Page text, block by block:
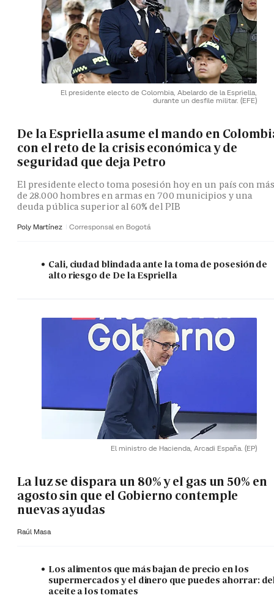
El presidente electo de Colombia, Abelardo de la Espriella,
durante un desfile militar. (EFE)
De la Espriella asume el mando en
con el reto de la crisis económica y de
seguridad que deja Petro
El presidente electo toma posesión hoy en un país con
de 28.000 hombres en armas en 700 municipios y una
deuda pública superior al 60% del PIB
Poly Martínez Corresponsal en Bogotá
Cali, ciudad blindada ante la toma de posesión de
alto riesgo de De la Espriella
El ministro de Hacienda, Arcadi España. (EP)
La luz se dispara un 80% y el gas un 50% en
agosto sin que el Gobierno contemple
nuevas ayudas
Raúl Masa
Los alimentos que más bajan de precio en los
supermercados y el dinero que puedes ahorrar:
aceite a los tomates